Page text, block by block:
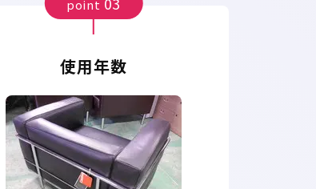
point
使用年数